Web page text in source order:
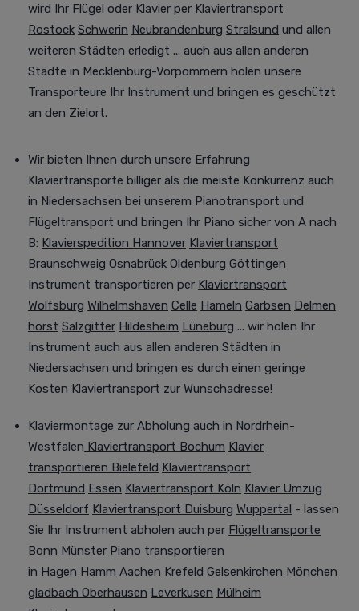
wird Ihr Flügel oder Klavier per Klaviertransport
Rostock Schwerin Neubrandenburg Stralsund und allen
weiteren Städten erledigt ... auch aus allen anderen
Städte in Mecklenburg-Vorpommern holen unsere
Transporteure Ihr Instrument und bringen es geschützt
an den Zielort.
Wir bieten Ihnen durch unsere Erfahrung
Klaviertransporte billiger als die meiste Konkurrenz auch
in Niedersachsen bei unserem Pianotransport und
Flügeltransport und bringen Ihr Piano sicher von A nach
B: Klavierspedition Hannover Klaviertransport
Braunschweig Osnabrück Oldenburg Göttingen
Instrument transportieren per Klaviertransport
Wolfsburg Wilhelmshaven Celle Hameln Garbsen Delmen
horst Salzgitter Hildesheim Lüneburg ... wir holen Ihr
Instrument auch aus allen anderen Städten in
Niedersachsen und bringen es durch einen geringe
Kosten Klaviertransport zur Wunschadresse!
Klaviermontage zur Abholung auch in Nordrhein-
Westfalen Klaviertransport Bochum Klavier
transportieren Bielefeld Klaviertransport
Dortmund Essen Klaviertransport Köln Klavier Umzug
Düsseldorf Klaviertransport Duisburg Wuppertal - lassen
Sie Ihr Instrument abholen auch per Flügeltransporte
Bonn Münster Piano transportieren
in Hagen Hamm Aachen Krefeld Gelsenkirchen Mönchen
gladbach Oberhausen Leverkusen Mülheim